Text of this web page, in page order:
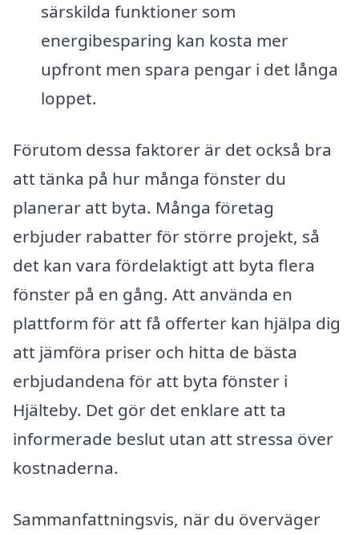
särskilda funktioner som
energibesparing kan kosta mer
upfront men spara pengar i det långa
loppet.
Förutom dessa faktorer är det också bra
att tänka på hur många fönster du
planerar att byta. Många företag
erbjuder rabatter för större projekt, så
det kan vara fördelaktigt att byta flera
fönster på en gång. Att använda en
plattform för att få offerter kan hjälpa dig
att jämföra priser och hitta de bästa
erbjudandena för att byta fönster i
Hjälteby. Det gör det enklare att ta
informerade beslut utan att stressa över
kostnaderna.
Sammanfattningsvis, när du överväger